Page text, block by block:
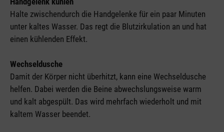
Halte zwischendurch die Handgelenke für ein paar Minuten
unter kaltes Wasser. Das regt die Blutzirkulation an und hat
einen kühlenden Effekt.
Wechseldusche
Damit der Körper nicht überhitzt, kann eine Wechseldusche
helfen. Dabei werden die Beine abwechslungsweise warm
und kalt abgespült. Das wird mehrfach wiederholt und mit
kaltem Wasser beendet.